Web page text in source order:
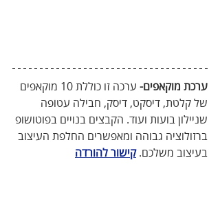
ערכת מוקאפים-
ערכה זו כוללת 10 מוקאפים
של קלטת, דיסקט, דיסק, חבילה עטופה
שניילון בועות ועוד. הקבצים בנויים בפוטושופ
ברזולוציה גבוהה ומאפשרים החלפת העיצוב
בעיצוב משלכם. קישור להורדה